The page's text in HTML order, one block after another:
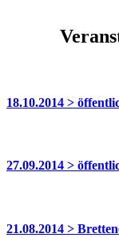
18.10.2014 >
27.09.2014 >
21.08.2014 >